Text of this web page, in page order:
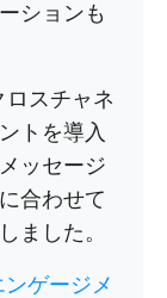
ションも
スチャネ
トを導入
ッセージ
合わせて
ました。
ンゲージメ